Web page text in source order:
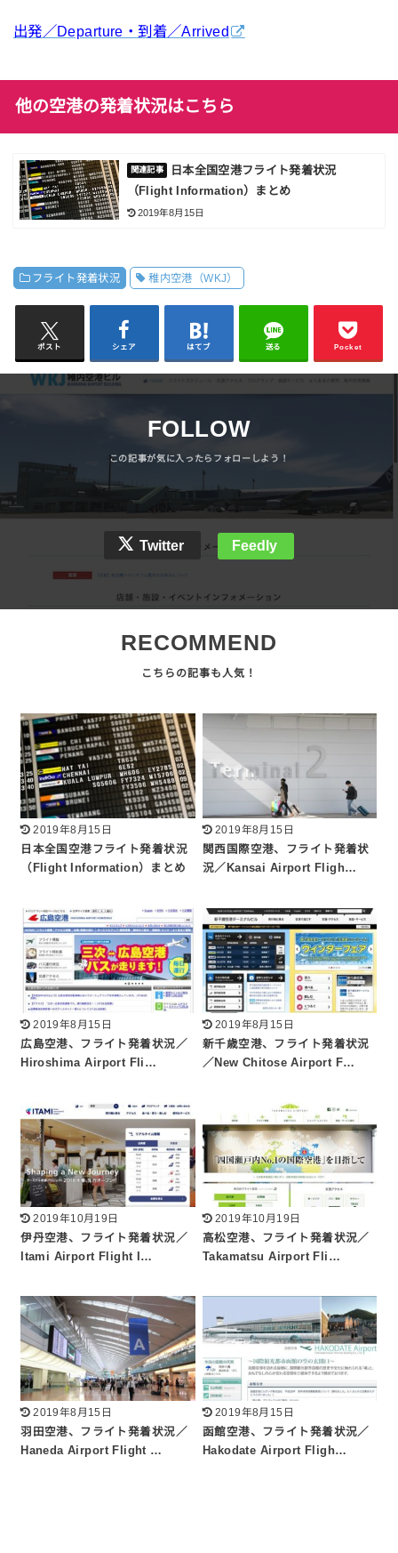
出発／Departure・到着／Arrived
他の空港の発着状況はこちら
日本全国空港フライト発着状況
（Flight Information）まとめ
2019年8月15日
フライト発着状況 稚内空港（WKJ）
ポスト シェア はてブ 送る Pocket
FOLLOW
Twitter Feedly
RECOMMEND
2019年8月15日
日本全国空港フライト発着状況
（Flight Information）まとめ
2019年8月15日
関西国際空港、フライト発着状
況／Kansai Airport Fligh…
2019年8月15日
広島空港、フライト発着状況／
Hiroshima Airport Fli…
2019年8月15日
新千歳空港、フライト発着状況
／New Chitose Airport F…
2019年10月19日
伊丹空港、フライト発着状況／
Itami Airport Flight I…
2019年10月19日
高松空港、フライト発着状況／
Takamatsu Airport Fli…
2019年8月15日
羽田空港、フライト発着状況／
Haneda Airport Flight …
2019年8月15日
函館空港、フライト発着状況／
Hakodate Airport Fligh…